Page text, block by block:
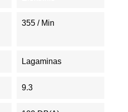
355 / Min
Lagaminas
9.3